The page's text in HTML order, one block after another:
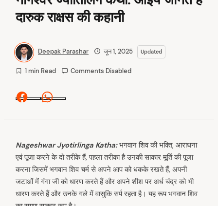
दारुक राक्षस की कहानी
Deepak Parashar जून 1, 2025 Updated
1 min Read Comments Disabled
Facebook
Nageshwar Jyotirlinga Katha:भगवान शिव की भक्ति, आराधना
एवं पूजा करने के दो तरीके हैं, पहला तरीका है उनकी साकार मूर्ति की पूजा
करना जिसमें भगवान शिव चर्म से अपने आप को धकके रखते हैं, अपनी
जटाओं में गंगा जी को धारण करते हैं और अपने शीश पर अर्ध चंद्र को भी
धारण करते हैं और उनके गले में वासुकि सर्प रहता है। यह रूप भगवान शिव